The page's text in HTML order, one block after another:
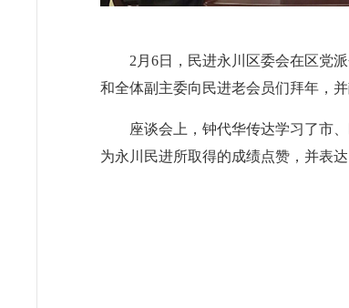
2月6日，民进永川区委会在区党
和全体副主委向民进老会员们拜年，
座谈会上，钟代华传达学习了市
为永川民进所取得的成绩点赞，并表